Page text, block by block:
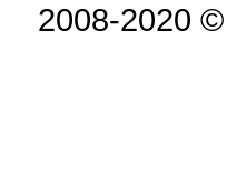
2008-2020